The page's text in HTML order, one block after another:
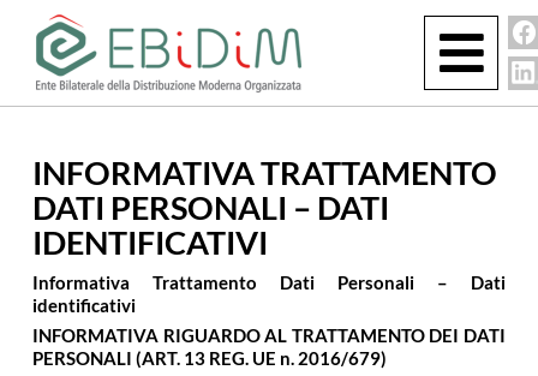
INFORMATIVA TRATTAMENTO
DATI PERSONALI – DATI
IDENTIFICATIVI
Informativa Trattamento Dati Personali – Dati
identificativi
INFORMATIVA RIGUARDO AL TRATTAMENTO DEI DATI
PERSONALI (ART. 13 REG. UE n. 2016/679)